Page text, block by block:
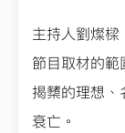
主持人劉燦樑
節目取材的範
揭櫫的理想、
衰亡。